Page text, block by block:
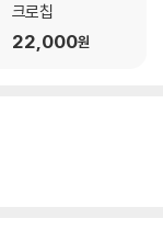
크로칩
22,000원